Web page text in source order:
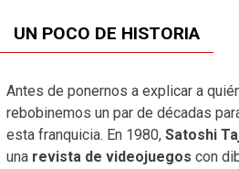
UN POCO DE HISTORIA
Antes de ponernos a explicar a
rebobinemos un par de décadas
esta franquicia. En 1980, Satoshi
una revista de videojuegos con